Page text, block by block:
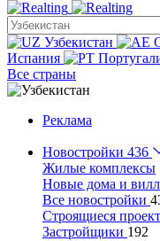
Узбекистан
Испания
Все страны
Реклама
Новостройки 436
Жилые комплексы
Новые дома и
Все новостройки
Строящиеся
Застройщики 192